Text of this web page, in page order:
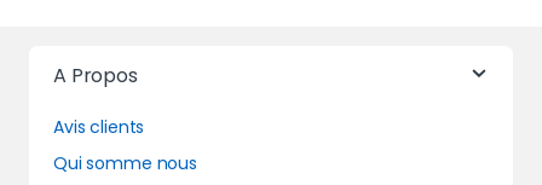
A Propos
Avis clients
Qui somme nous